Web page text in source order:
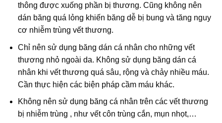
thông được xuống phần bị thương. Cũng không nên
dán băng quá lỏng khiến băng dễ bị bung và tăng nguy
cơ nhiễm trùng vết thương.
Chỉ nên sử dụng băng dán cá nhân cho những vết
thương nhỏ ngoài da. Không sử dụng băng dán cá
nhân khi vết thương quá sâu, rộng và chảy nhiều máu.
Cần thực hiện các biện pháp cầm máu khác.
Không nên sử dụng băng cá nhân trên các vết thương
bị nhiễm trùng , như vết côn trùng cắn, mụn nhọt,…